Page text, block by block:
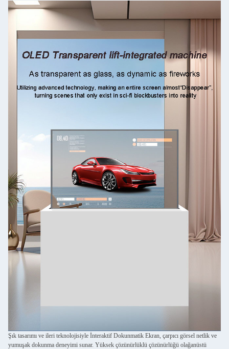
Şık tasarımı ve ileri teknolojisiyle İnteraktif Dokunmatik Ekran, çarpıcı görsel netlik ve
yumuşak dokunma deneyimi sunar. Yüksek çözünürlüklü çözünürlüğü olağanüstü